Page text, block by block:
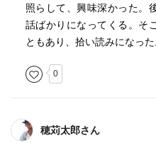
照らして、興味深かった。
話ばかりになってくる。そ
ともあり、拾い読みになった
0
穂苅太郎さん